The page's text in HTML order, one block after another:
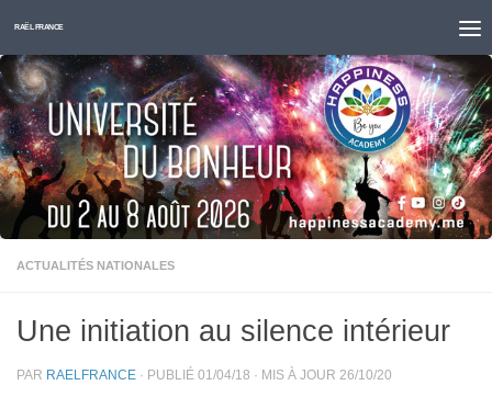
Skip to content
RAËL FRANCE
ACTUALITÉS NATIONALES
Une initiation au silence intérieur
PAR RAELFRANCE · PUBLIÉ 01/04/18 · MIS À JOUR 26/10/20